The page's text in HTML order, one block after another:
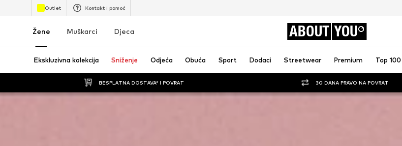
Outlet Kontakt i pomoć
Žene Muškarci Djeca ABOUT YOU
Ekskluzivna kolekcija Sniženje Odjeća Obuća Sport Dodaci Streetwear Premium Top 100
BESPLATNA DOSTAVA* I POVRAT 30 DANA PRAVO NA POVRAT